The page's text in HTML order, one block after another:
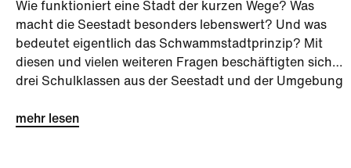
Wie funktioniert eine Stadt der kurzen Wege? Was
macht die Seestadt besonders lebenswert? Und was
bedeutet eigentlich das Schwammstadtprinzip? Mit
diesen und vielen weiteren Fragen beschäftigten sich
drei Schulklassen aus der Seestadt und der Umgebung
mehr lesen